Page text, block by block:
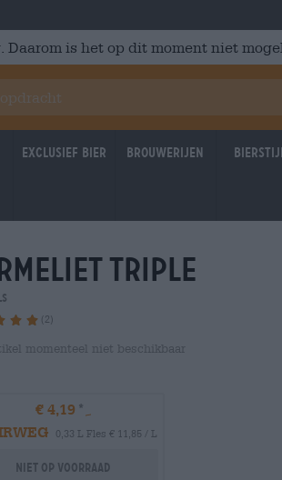
is het op dit moment niet
Exclusief Bier Brouwerijen
triple
(2)
momenteel niet beschikbaar
€ 4,19
0,33 L Fles € 11,85 / L
Niet op voorraad